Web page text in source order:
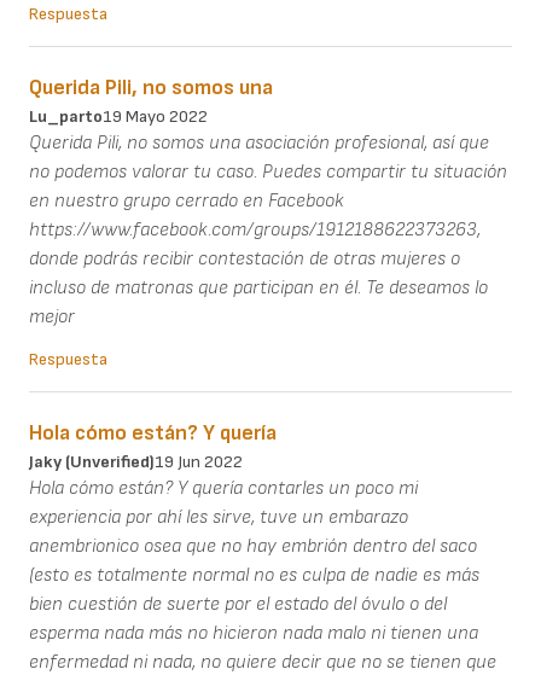
Respuesta
Querida Pili, no somos una
Lu_parto19 Mayo 2022
Querida Pili, no somos una asociación profesional, así que
no podemos valorar tu caso. Puedes compartir tu situación
en nuestro grupo cerrado en Facebook
https://www.facebook.com/groups/1912188622373263,
donde podrás recibir contestación de otras mujeres o
incluso de matronas que participan en él. Te deseamos lo
mejor
Respuesta
Hola cómo están? Y quería
Jaky (unverified)19 Jun 2022
Hola cómo están? Y quería contarles un poco mi
experiencia por ahí les sirve, tuve un embarazo
anembrionico osea que no hay embrión dentro del saco
(esto es totalmente normal no es culpa de nadie es más
bien cuestión de suerte por el estado del óvulo o del
esperma nada más no hicieron nada malo ni tienen una
enfermedad ni nada, no quiere decir que no se tienen que